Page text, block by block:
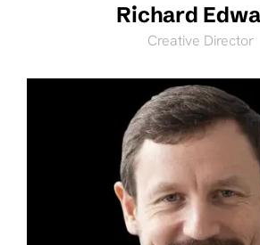
Richard
Creative Director